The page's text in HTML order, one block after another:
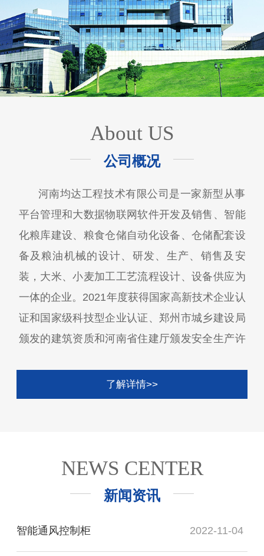
About US
公司概况
河南均达工程技术有限公司是一家新型从事
平台管理和大数据物联网软件开发及销售、智能
化粮库建设、粮食仓储自动化设备、仓储配套设
备及粮油机械的设计、研发、生产、销售及安
装，大米、小麦加工工艺流程设计、设备供应为
一体的企业。2021年度获得国家高新技术企业认
证和国家级科技型企业认证、郑州市城乡建设局
颁发的建筑资质和河南省住建厅颁发安全生产许
系”、“ISO14001环境管理体系”、“OHSAS18001
职业健康安全管理体系”）认证、知识产权管理认
件产品获得中粮设计院国家认证中心的国家级检
21项。 公司消化和吸收了国内外行业内最新
技术成果，相继开发出基于物联网的信息化粮库
了解详情>>
NEWS CENTER
新闻资讯
智能通风控制柜 2022-11-04